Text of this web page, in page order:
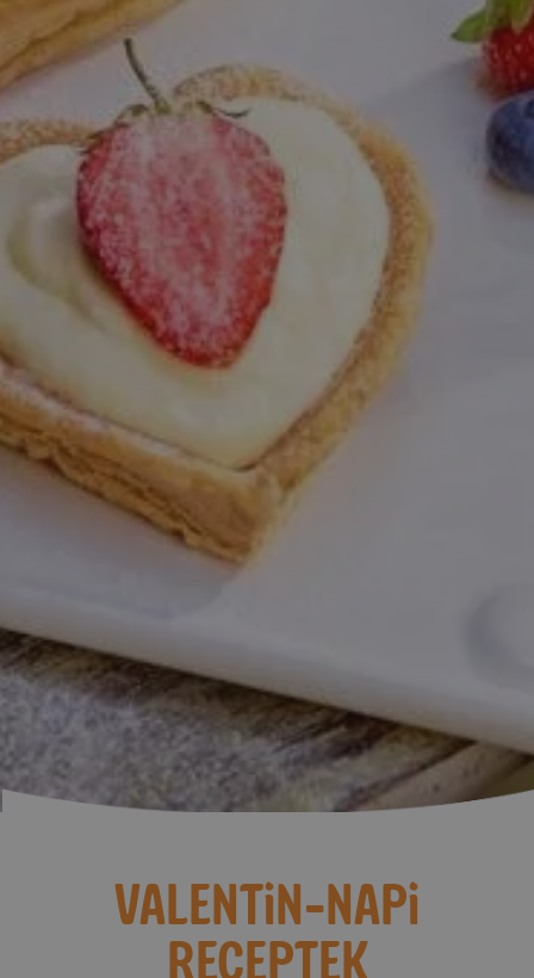
VALENTiN-NAPi
RECEPTEK